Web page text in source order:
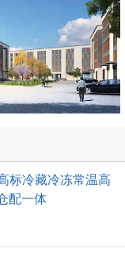
标冷藏冷冻常温高
配一体